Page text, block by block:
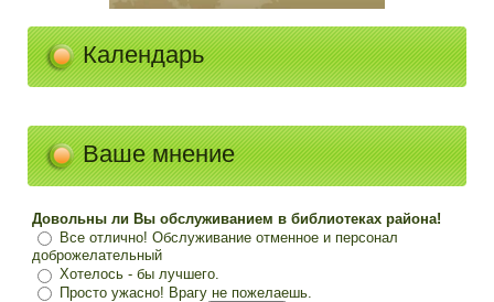
Календарь
Ваше мнение
Довольны ли Вы обслуживанием в библиотеках района!
Все отлично! Обслуживание отменное и персонал
доброжелательный
Хотелось - бы лучшего.
Просто ужасно! Врагу не пожелаешь.